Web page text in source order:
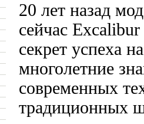
20 лет назад
сейчас
секрет успеха
многолетние
современных
традиционных